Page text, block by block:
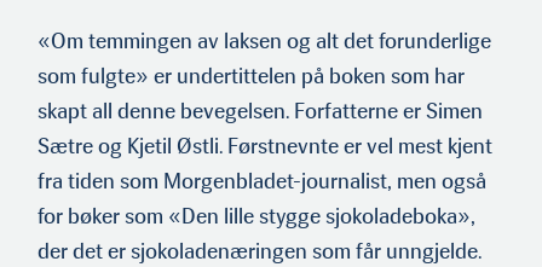
«Om temmingen av laksen og alt det forunderlige
som fulgte» er undertittelen på boken som har
skapt all denne bevegelsen. For­fatterne er Simen
Sætre og Kjetil Østli. Førstnevnte er vel mest kjent
fra tiden som Morgenbladet-journalist, men også
for bøker som «Den lille stygge sjokoladeboka»,
der det er sjokoladenærin­gen som får unngjelde.